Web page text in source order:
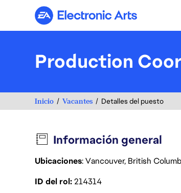
Electronic Arts
Production
Inicio Vacantes Detalles del puesto
Información general
Ubicaciones: Vancouver, British
ID del rol214314